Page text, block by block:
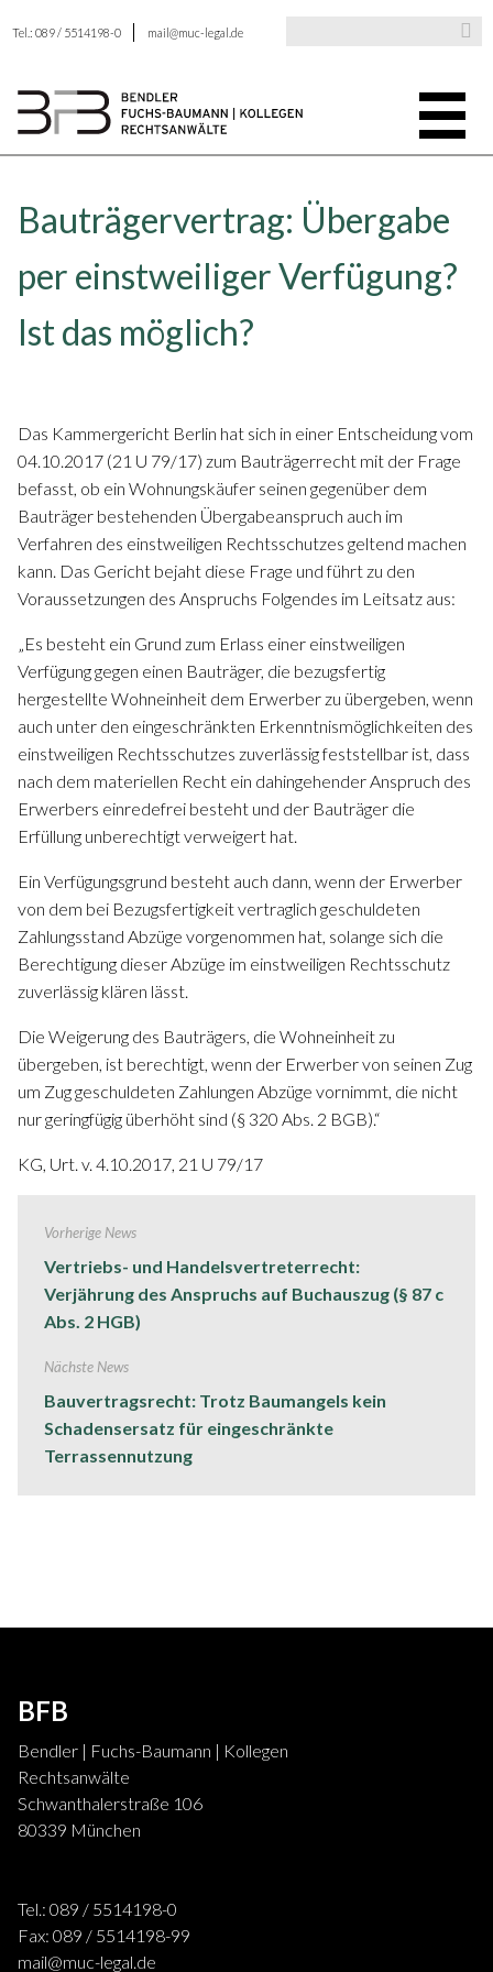
Tel.: 089 / 5514198-0 mail@muc-legal.de
Bauträgervertrag: Übergabe
per einstweiliger Verfügung?
Ist das möglich?
Das Kammergericht Berlin hat sich in einer Entscheidung vom
04.10.2017 (21 U 79/17) zum Bauträgerrecht mit der Frage
befasst, ob ein Wohnungskäufer seinen gegenüber dem
Bauträger bestehenden Übergabeanspruch auch im
Verfahren des einstweiligen Rechtsschutzes geltend machen
kann. Das Gericht bejaht diese Frage und führt zu den
Voraussetzungen des Anspruchs Folgendes im Leitsatz aus:
„Es besteht ein Grund zum Erlass einer einstweiligen
Verfügung gegen einen Bauträger, die bezugsfertig
hergestellte Wohneinheit dem Erwerber zu übergeben, wenn
auch unter den eingeschränkten Erkenntnismöglichkeiten des
einstweiligen Rechtsschutzes zuverlässig feststellbar ist, dass
nach dem materiellen Recht ein dahingehender Anspruch des
Erwerbers einredefrei besteht und der Bauträger die
Erfüllung unberechtigt verweigert hat.
Ein Verfügungsgrund besteht auch dann, wenn der Erwerber
von dem bei Bezugsfertigkeit vertraglich geschuldeten
Zahlungsstand Abzüge vorgenommen hat, solange sich die
Berechtigung dieser Abzüge im einstweiligen Rechtsschutz
zuverlässig klären lässt.
Die Weigerung des Bauträgers, die Wohneinheit zu
übergeben, ist berechtigt, wenn der Erwerber von seinen Zug
um Zug geschuldeten Zahlungen Abzüge vornimmt, die nicht
nur geringfügig überhöht sind (§ 320 Abs. 2 BGB).“
KG, Urt. v. 4.10.2017, 21 U 79/17
Vorherige News
Vertriebs- und Handelsvertreterrecht:
Verjährung des Anspruchs auf Buchauszug (§ 87 c
Abs. 2 HGB)
Nächste News
Bauvertragsrecht: Trotz Baumangels kein
Schadensersatz für eingeschränkte
Terrassennutzung
BFB
Bendler | Fuchs-Baumann | Kollegen
Rechtsanwälte
Schwanthalerstraße 106
80339 München
Tel.: 089 / 5514198-0
Fax: 089 / 5514198-99
mail@muc-legal.de